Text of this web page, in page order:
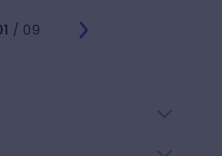
/ 09